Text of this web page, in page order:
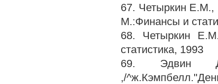
67. Четыркин Е.М.,
М.:Финансы и
68. Четыркин
статистика, 1993
69. Эдвин
,/